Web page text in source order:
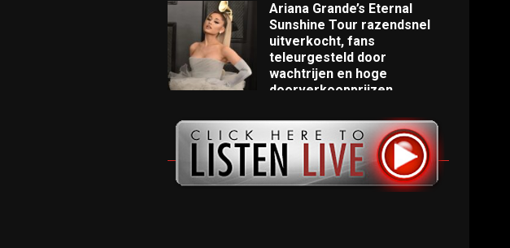
Ariana Grande’s Eternal
Sunshine Tour razendsnel
uitverkocht, fans
teleurgesteld door
wachtrijen en hoge
doorverkoopprijzen